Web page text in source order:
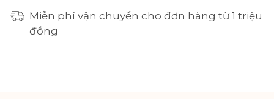
Miễn phí vận chuyển cho đơn hàng từ 1 triệu
đồng